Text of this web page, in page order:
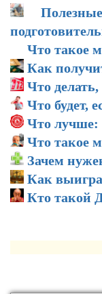
Что такое
Как
Что
Что будет,
Что лучше:
Что такое
Зачем
Как
Кто такой